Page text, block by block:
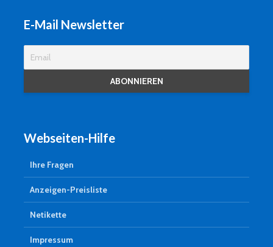
E-Mail Newsletter
Webseiten-Hilfe
Ihre Fragen
Anzeigen-Preisliste
Netikette
Impressum